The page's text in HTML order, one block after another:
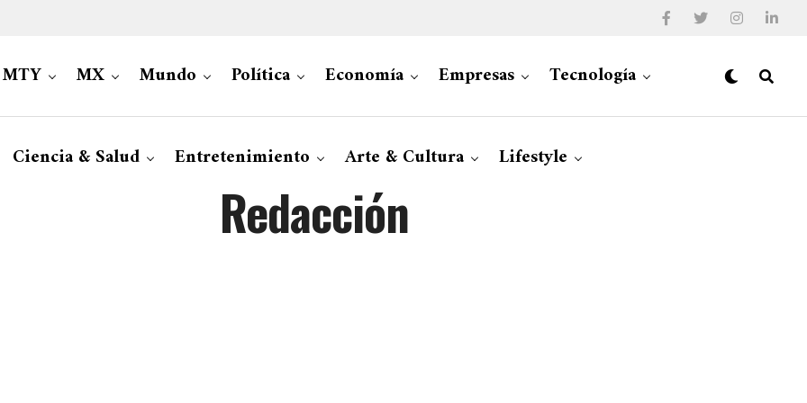
MTY MX Mundo Política Economía Empresas Tecnología
Ciencia & Salud Entretenimiento Arte & Cultura Lifestyle
Redacción